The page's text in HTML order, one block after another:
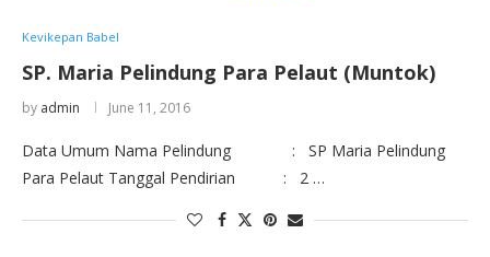
Kevikepan Babel
SP. Maria Pelindung Para Pelaut (Muntok)
by admin June 11, 2016
Data Umum Nama Pelindung : SP Maria Pelindung
Para Pelaut Tanggal Pendirian : 2 …